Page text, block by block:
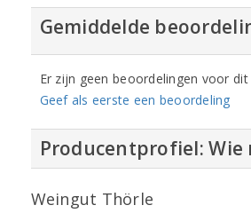
Gemiddelde
Er zijn geen beoordelingen voor
Geef als eerste een beoordeling
Producentprofiel: Wie
Weingut Thörle